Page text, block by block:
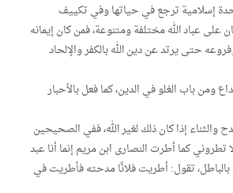
إسلامية ترجع في حياتها وفي تكييف
عباد الله مختلفة ومتنوعة، فمن كان إيمانه
حتى يرتد عن دين الله بالكفر والإلحاد
ومن باب الغلو في الدين، كما فعل بالأحبار
والثناء إذا كان ذلك لغير الله، ففي الصحيحين
كما أطرت النصارى ابن مريم إنما أنا عبد
عمدة القاري (16/37) الإطراء: هو المديح بالباطل، تقول: أطريت فلانًا مدحته فأطريت في